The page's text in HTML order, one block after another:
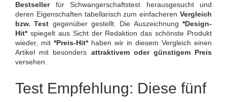
Bestsellerfür Schwangerschaftstest herausgesucht und
deren Eigenschaften tabellarisch zum einfacheren Vergleich
bzw. Test gegenüber gestellt. Die Auszeichnung*Design-
Hit*spiegelt aus Sicht der Redaktion das schönste Produkt
wieder, mit *Preis-Hit*haben wir in diesem Vergleich einen
Artikel mit besonders attraktivem oder günstigem Preis
versehen.
Test Empfehlung: Diese fünf